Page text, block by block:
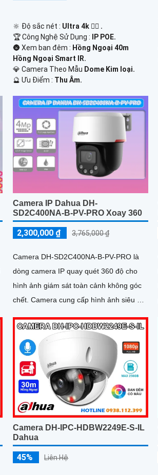
🔆 Độ sắc nét : Ultra 4k 👍🏾 .
🏆 Công Nghệ Sử Dụng :
IP POE.
🌚 Xem ban đêm : Hồng Ngoại 40m
Hồng Ngoại Smart IR.
💎 Camera Theo Mẫu Dome Kim loại.
️🔮 Ưu Điểm : Thu Âm.
Camera IP Dahua DH-
SD2C400NA-B-PV-PRO Xoay 360
2,300,000 ₫ 3,765,000 ₫
Camera DH-SD2C400NA-B-PV-PRO là
dòng camera IP quay quét 360 độ cho
hình ảnh giám sát toàn cảnh không góc
chết. Camera cung cấp hình ảnh siêu nét
trợ công nghệ phát hiện người SMD 3
Camera DH-IPC-HDBW2249E-S-IL
Dahua
45% Liên Hệ